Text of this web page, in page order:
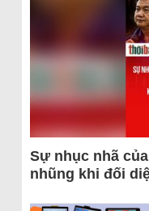
Sự nhục nhã
nhũng khi đối